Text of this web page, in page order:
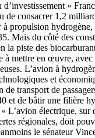
«
de consacrer 1,2
propulsion hydrogène,
Mais du côté des
la piste des
à mettre en œuvre, avec
L’avion à
et
de transport de
et de bâtir une filière
L’avion électrique, sur
régionales, doit
le sénateur